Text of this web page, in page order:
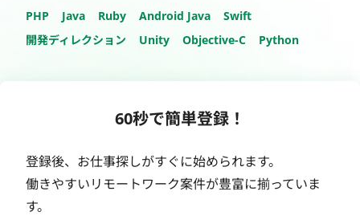
PHP Java Ruby Android Java
Swift
開発ディレクション
Unity Objective-C Python
60秒で簡単登録！
登録後、お仕事探しがすぐに始められます。
働きやすいリモートワーク案件が豊富に揃っていま
す。